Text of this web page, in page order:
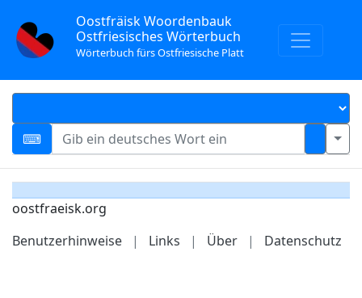
Oostfräisk Woordenbauk
Ostfriesisches Wörterbuch
Wörterbuch fürs Ostfriesische Platt
oostfraeisk.org
Benutzerhinweise
| Links | Über | Datenschutz